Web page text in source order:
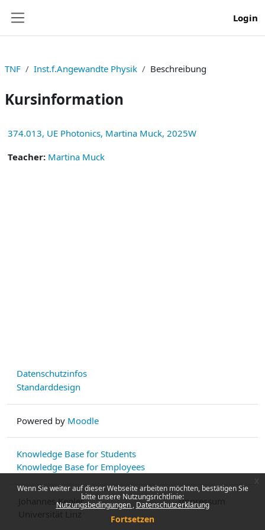
Wenn Sie weiter auf dieser Webseite arbeiten möchten, bestätigen Sie
bitte unsere Nutzungsrichtlinie:
Nutzungsbedingungen Datenschutzerklärung
Fortsetzen
Login
TNF Inst.f.Angewandte Physik Beschreibung
Kursinformation
374.013, UE Photonics, Martina Muck, 2025W
Teacher: Martina Muck
Datenschutzinfos
Standarddesign
Powered by Moodle
Knowledge Base for Students
Knowledge Base for Employees
Johannes Kepler
Impressum